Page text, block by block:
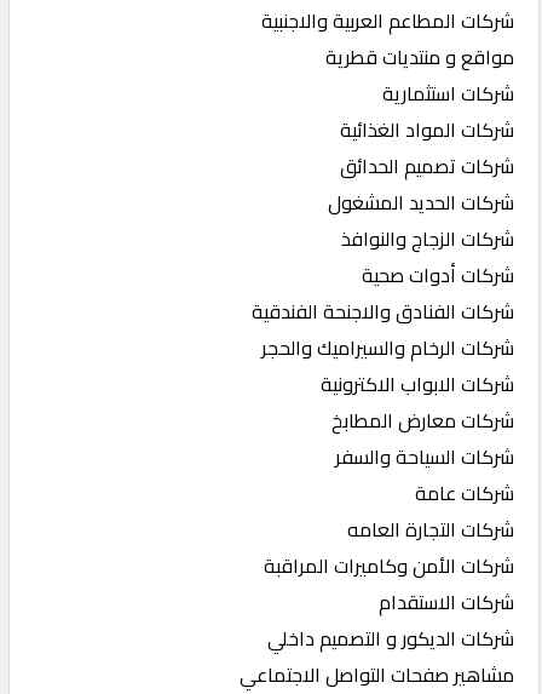
شركات المطاعم العربية والاجنبية
مواقع و منتديات قطرية
شركات استثمارية
شركات المواد الغذائية
شركات تصميم الحدائق
شركات الحديد المشغول
شركات الزجاج والنوافذ
شركات أدوات صحية
شركات الفنادق والاجنحة الفندقية
شركات الرخام والسيراميك والحجر
شركات الابواب الاكترونية
شركات معارض المطابخ
شركات السياحة والسفر
شركات عامة
شركات التجارة العامه
شركات الأمن وكاميرات المراقبة
شركات الاستقدام
شركات الديكور و التصميم داخلي
مشاهير صفحات التواصل الاجتماعي